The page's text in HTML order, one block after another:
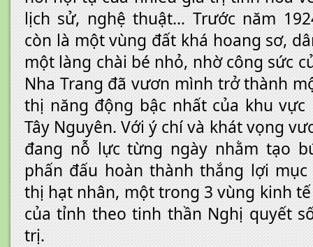
lịch sử, nghệ thuật… Trước năm
còn là một vùng đất khá hoang sơ,
một làng chài bé nhỏ, nhờ công sức
Nha Trang đã vươn mình trở thành
thị năng động bậc nhất của khu vực
Tây Nguyên. Với ý chí và khát vọng
đang nỗ lực từng ngày nhằm tạo
phấn đấu hoàn thành thắng lợi
thị hạt nhân, một trong 3 vùng kinh
của tỉnh theo tinh thần Nghị quyết
trị.